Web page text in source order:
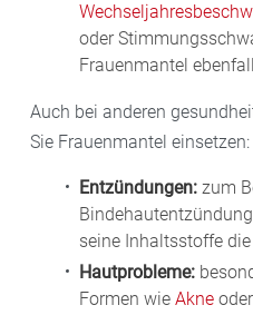
oder
Frauenmantel
Auch bei anderen
Sie Frauenmantel einsetzen:
Entzündungen: zum
seine Inhaltsstoffe
Hautprobleme:
Formen wie Akne oder